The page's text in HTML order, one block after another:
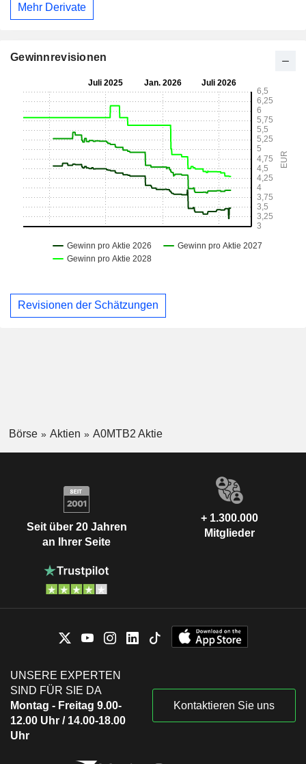
Mehr Derivate
Gewinnrevisionen
Revisionen der Schätzungen
Börse Aktien A0MTB2 Aktie
Seit über 20 Jahren
an Ihrer Seite
+ 1.300.000
Mitglieder
UNSERE EXPERTEN
SIND FÜR SIE DA
Montag - Freitag 9.00-
12.00 Uhr / 14.00-18.00
Uhr
Kontaktieren Sie uns